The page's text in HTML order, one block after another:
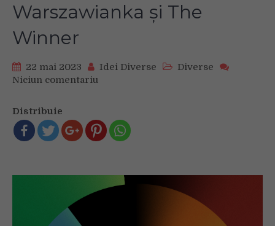
Warszawianka și The
Winner
22 mai 2023 Idei Diverse
Diverse
Niciun comentariu
să
lanseze
un
solid
Distribuie